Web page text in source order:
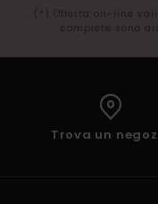
(*) Offerta on-line
complete sono
Trova un